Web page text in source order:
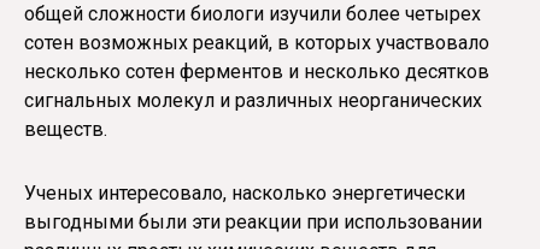
общей сложности биологи изучили более четырех
сотен возможных реакций, в которых участвовало
несколько сотен ферментов и несколько десятков
сигнальных молекул и различных неорганических
веществ.
Ученых интересовало, насколько энергетически
выгодными были эти реакции при использовании